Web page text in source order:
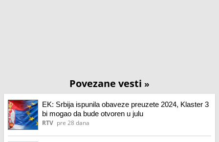
Povezane vesti »
EK: Srbija ispunila obaveze preuzete 2024, Klaster 3
bi mogao da bude otvoren u julu
RTV pre 28 dana